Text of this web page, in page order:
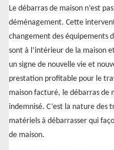
Le débarras de maison n’est
déménagement. Cette
changement des équipements
sont à l’intérieur de la maison
un signe de nouvelle vie et
prestation profitable pour le
maison facturé, le débarras de
indemnisé. C’est la nature
matériels à débarrasser qui
de maison.